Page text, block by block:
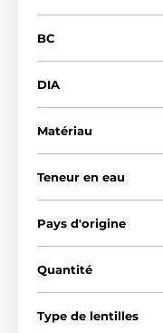
BC
DIA
Matériau
Teneur en eau
Pays d'origine
Quantité
Type de lentilles